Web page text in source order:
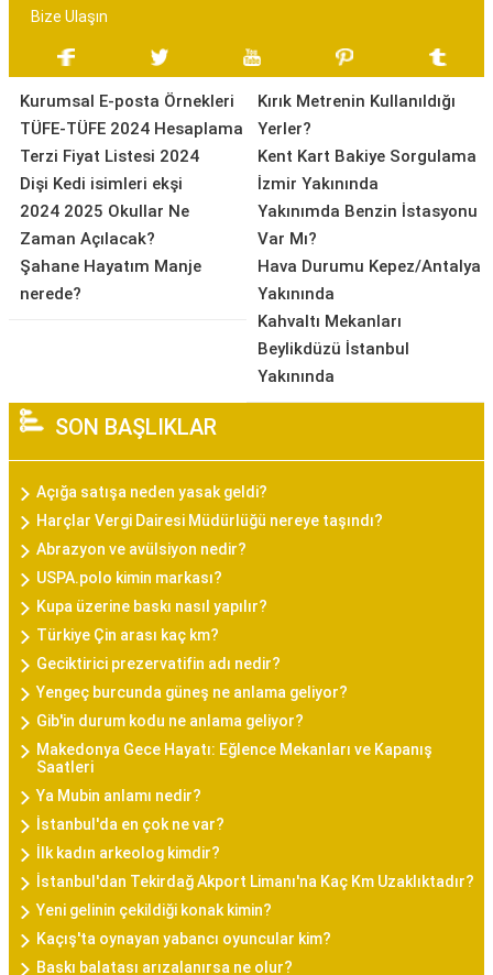
Bize Ulaşın
Kurumsal E-posta Örnekleri
TÜFE-TÜFE 2024 Hesaplama
Terzi Fiyat Listesi 2024
Dişi Kedi isimleri ekşi
2024 2025 Okullar Ne
Zaman Açılacak?
Şahane Hayatım Manje
nerede?
Kırık Metrenin Kullanıldığı
Yerler?
Kent Kart Bakiye Sorgulama
İzmir Yakınında
Yakınımda Benzin İstasyonu
Var Mı?
Hava Durumu Kepez/Antalya
Yakınında
Kahvaltı Mekanları
Beylikdüzü İstanbul
Yakınında
SON BAŞLIKLAR
Açığa satışa neden yasak geldi?
Harçlar Vergi Dairesi Müdürlüğü nereye taşındı?
Abrazyon ve avülsiyon nedir?
USPA.polo kimin markası?
Kupa üzerine baskı nasıl yapılır?
Türkiye Çin arası kaç km?
Geciktirici prezervatifin adı nedir?
Yengeç burcunda güneş ne anlama geliyor?
Gib'in durum kodu ne anlama geliyor?
Makedonya Gece Hayatı: Eğlence Mekanları ve Kapanış
Saatleri
Ya Mubin anlamı nedir?
İstanbul'da en çok ne var?
İlk kadın arkeolog kimdir?
İstanbul'dan Tekirdağ Akport Limanı'na Kaç Km Uzaklıktadır?
Yeni gelinin çekildiği konak kimin?
Kaçış'ta oynayan yabancı oyuncular kim?
Baskı balatası arızalanırsa ne olur?